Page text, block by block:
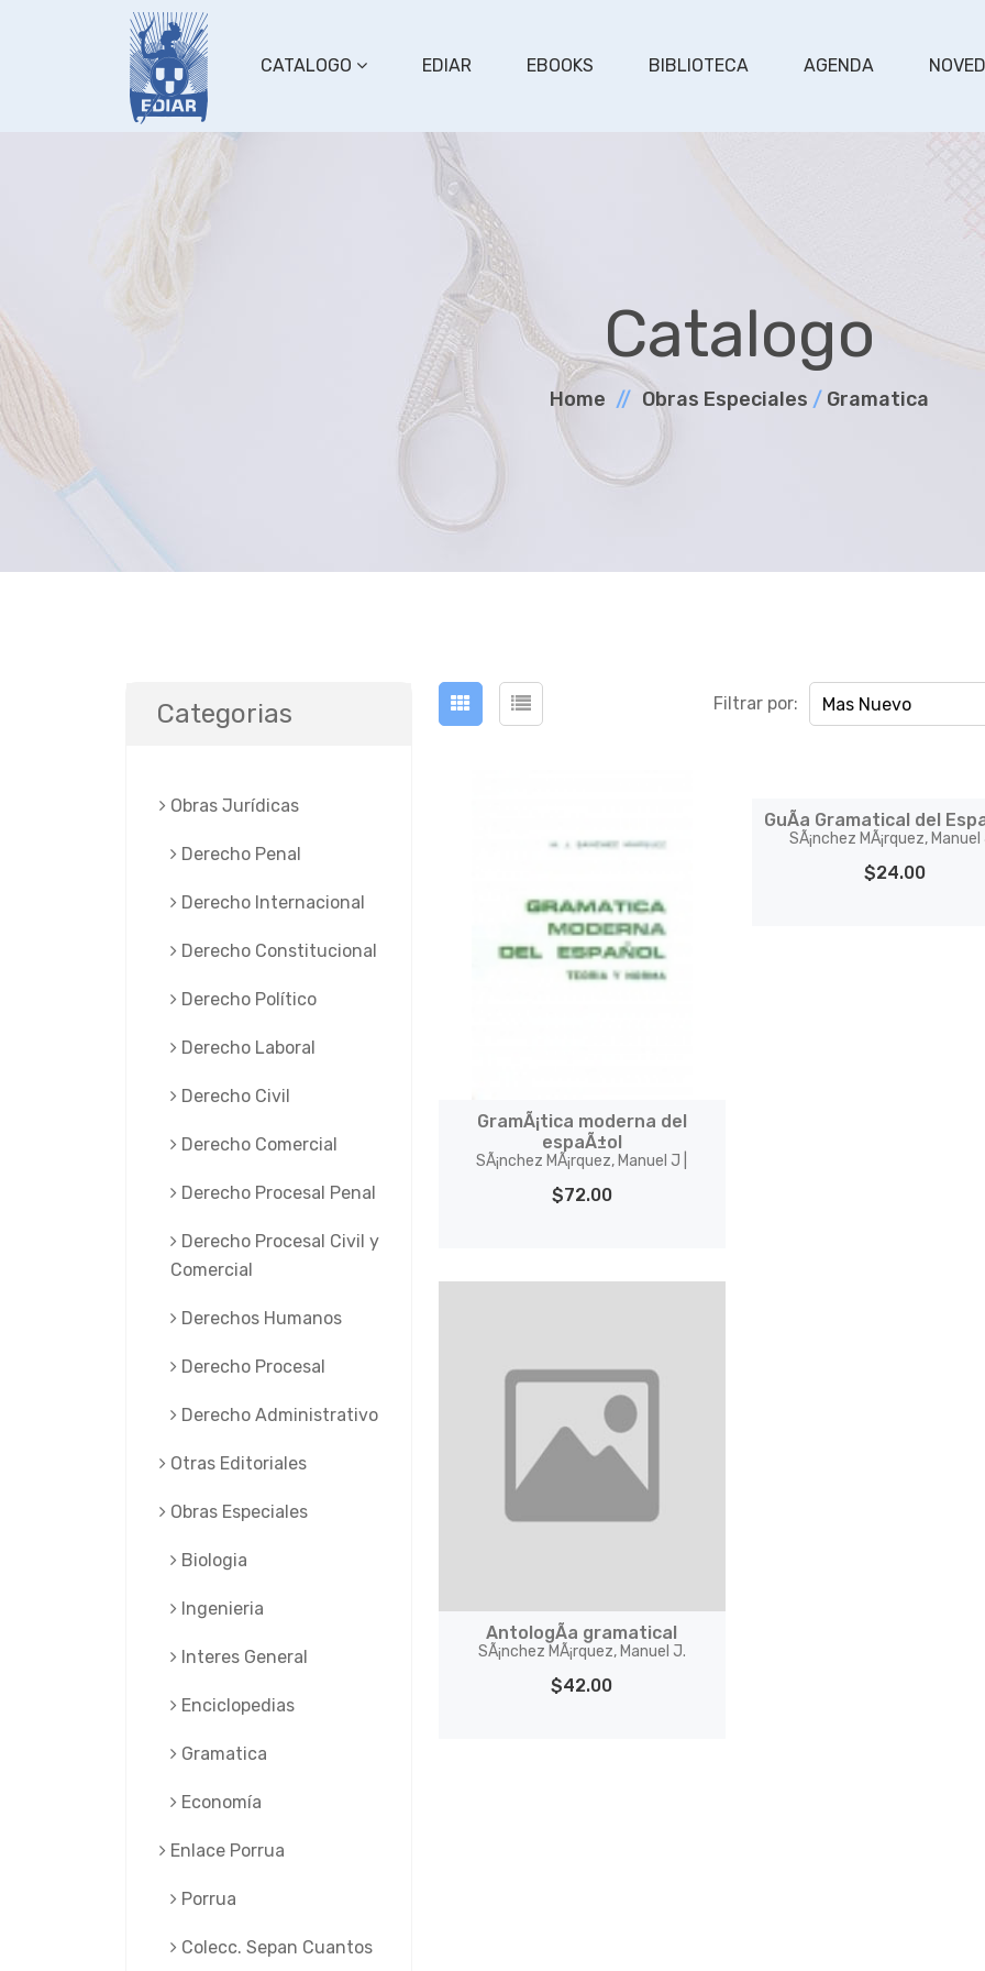
CATALOGO EDIAR EBOOKS BIBLIOTECA AGENDA
Catalogo
Home Obras Especiales / Gramatica
Filtrar por: Mas Nuevo
GramÃ¡tica moderna del
espaÃ±ol
SÃ¡nchez MÃ¡rquez, Manuel J |
$72.00
GuÃ­a Gramatical del
SÃ¡nchez MÃ¡rquez, Manuel
$24.00
AntologÃ­a gramatical
SÃ¡nchez MÃ¡rquez, Manuel J.
$42.00
Categorias
Obras Jurí­dicas
Derecho Penal
Derecho Internacional
Derecho Constitucional
Derecho Político
Derecho Laboral
Derecho Civil
Derecho Comercial
Derecho Procesal Penal
Derecho Procesal Civil y
Comercial
Derechos Humanos
Derecho Procesal
Derecho Administrativo
Otras Editoriales
Obras Especiales
Biologia
Ingenieria
Interes General
Enciclopedias
Gramatica
Economía
Enlace Porrua
Porrua
Colecc. Sepan Cuantos